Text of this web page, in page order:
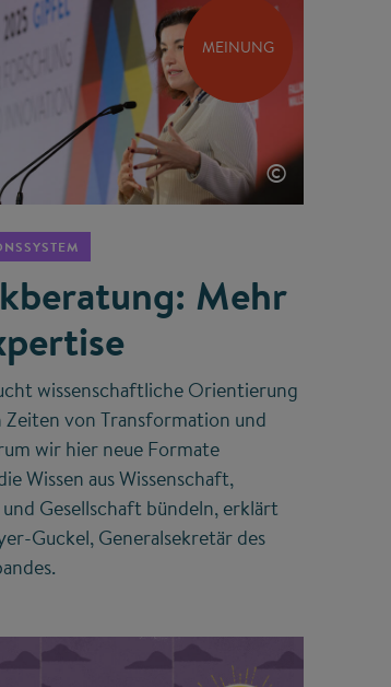
MEINUNG
©
Mehr
wissenschaftliche Orientierung
Zeiten von Transformation und
wir hier neue Formate
Wissen aus Wissenschaft,
Gesellschaft bündeln, erklärt
Guckel, Generalsekretär des